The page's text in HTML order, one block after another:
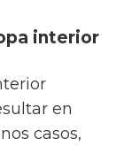
interior
en
casos,